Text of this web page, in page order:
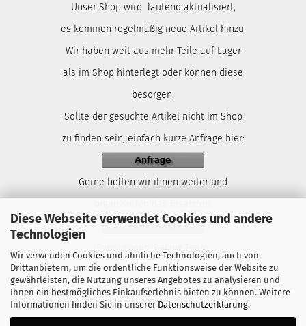
Diese Webseite verwendet Cookies und andere
Technologien
Wir verwenden Cookies und ähnliche Technologien, auch von
Drittanbietern, um die ordentliche Funktionsweise der Website zu
gewährleisten, die Nutzung unseres Angebotes zu analysieren und
Ihnen ein bestmögliches Einkaufserlebnis bieten zu können. Weitere
Informationen finden Sie in unserer Datenschutzerklärung.
Unser Shop wird laufend aktualisiert,
es kommen regelmäßig neue Artikel hinzu.
Wir haben weit aus mehr Teile auf Lager
als im Shop hinterlegt oder können diese
besorgen.
Sollte der gesuchte Artikel nicht im Shop
zu finden sein, einfach kurze Anfrage hier:
Gerne helfen wir ihnen weiter und